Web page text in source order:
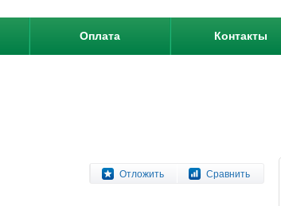
Оплата Контакты
Отложить Сравнить